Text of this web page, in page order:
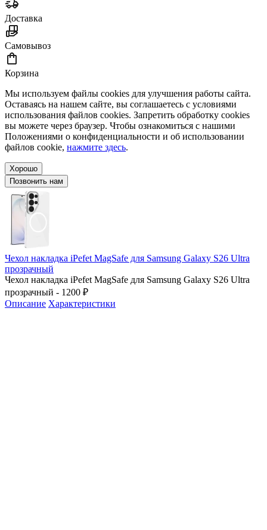
Доставка
Самовывоз
Корзина
Мы используем файлы cookies для улучшения работы сайта.
Оставаясь на нашем сайте, вы соглашаетесь с условиями
использования файлов cookies. Запретить обработку cookies
вы можете через браузер. Чтобы ознакомиться с нашими
Положениями о конфиденциальности и об использовании
файлов cookie, нажмите здесь.
Хорошо
Позвонить нам
Чехол накладка iPefet MagSafe для Samsung Galaxy S26 Ultra
прозрачный
Чехол накладка iPefet MagSafe для Samsung Galaxy S26 Ultra
прозрачный - 1200 ₽
Описание Характеристики